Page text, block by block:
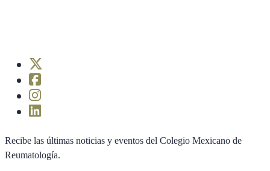
Recibe las últimas noticias y eventos del Colegio Mexicano de
Reumatología.